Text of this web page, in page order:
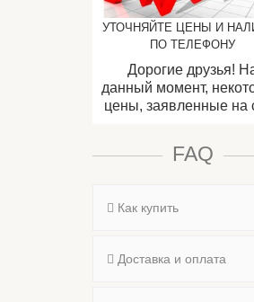
УТОЧНЯЙТЕ ЦЕНЫ И
ПО ТЕЛЕФОНУ
Дорогие друзья!
данный момент,
цены, заявленные на
FAQ
Как купить
Доставка и оплата